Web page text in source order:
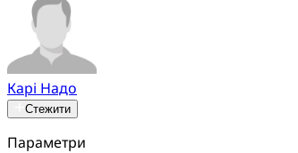
Карі Надо
Стежити
Параметри